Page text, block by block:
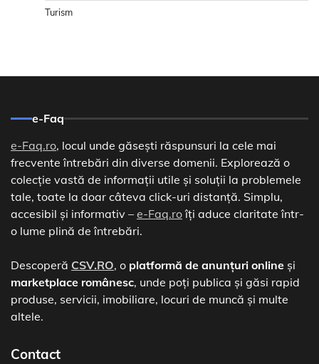
Turism
e-Faq
e-Faq.ro, locul unde găsești răspunsuri la cele mai
frecvente întrebări din diverse domenii. Explorează o
colecție vastă de informații utile și soluții la problemele
tale, toate la doar câteva click-uri distanță. Simplu,
accesibil și informativ – e-Faq.roîți aduce claritate într-
o lume plină de întrebări.
Descoperă CSV.RO, o platformă de anunțuri online și
marketplace românesc, unde poți publica și găsi rapid
produse, servicii, imobiliare, locuri de muncă și multe
altele.
Contact